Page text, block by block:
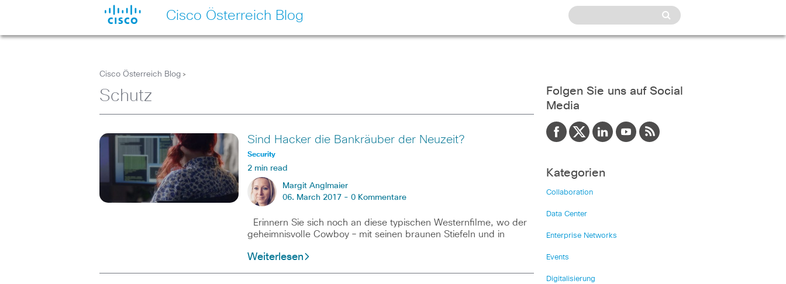
Cisco Österreich Blog
Cisco Österreich Blog >
Schutz
Sind Hacker die Bankräuber der Neuzeit?
Security
2 min read
Margit Anglmaier
06. March 2017 - 0 Kommentare
Erinnern Sie sich noch an diese typischen Westernfilme, wo der
geheimnisvolle Cowboy – mit seinen braunen Stiefeln und in
Weiterlesen
Folgen Sie uns auf Social
Media
Kategorien
Collaboration
Data Center
Enterprise Networks
Events
Digitalisierung